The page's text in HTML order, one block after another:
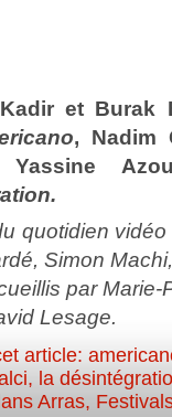
et Burak
, Nadim
Yassine
quotidien
Simon
par
Lesage.
article:
, la
Arras,